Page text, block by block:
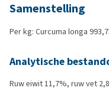
Samenstelling
Per kg: Curcuma longa
Analytische
Ruw eiwit 11,7%, ruw vet